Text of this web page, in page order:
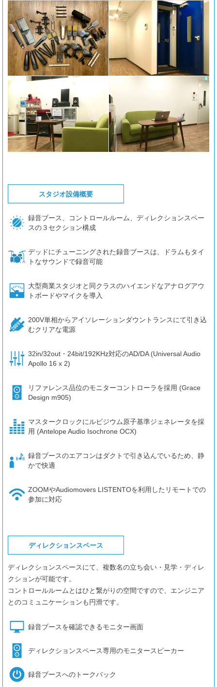
スタジオ設備概要
録音ブース、コントロールルーム、ディレクションスペー
スの３セクション構成
デッドにチューニングされた録音ブースは、ドラムもタイ
トなサウンドで録音可能
大型商業スタジオと同クラスのハイエンドなアナログアウ
トボードやマイクを導入
200V単相からアイソレーションダウントランスにて引き込
むクリアな電源
32in/32out・24bit/192KHz対応のAD/DA (Universal Audio
Apollo 16 x 2)
リファレンス品位のモニターコントローラを採用 (Grace
Design m905)
マスタークロックにルビジウム原子基準ジェネレータを採
用 (Antelope Audio Isochrone OCX)
録音ブースのエアコンはダクトで引き込んでいるため、静
かで快適
ZOOMやAudiomovers LISTENTOを利用したリモートでの
参加に対応
ディレクションスペース
ディレクションスペースにて、複数名の立ち会い・見学・ディレ
クションが可能です。
コントロールルームとはひと繋がりの空間ですので、エンジニア
とのコミュニケーションも円滑です。
録音ブースを確認できるモニター画面
ディレクションスペース専用のモニタースピーカー
録音ブースへのトークバック